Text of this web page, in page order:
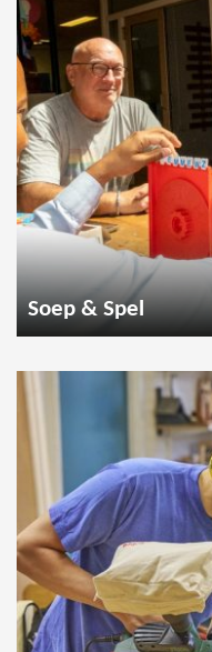
Soep & Spel